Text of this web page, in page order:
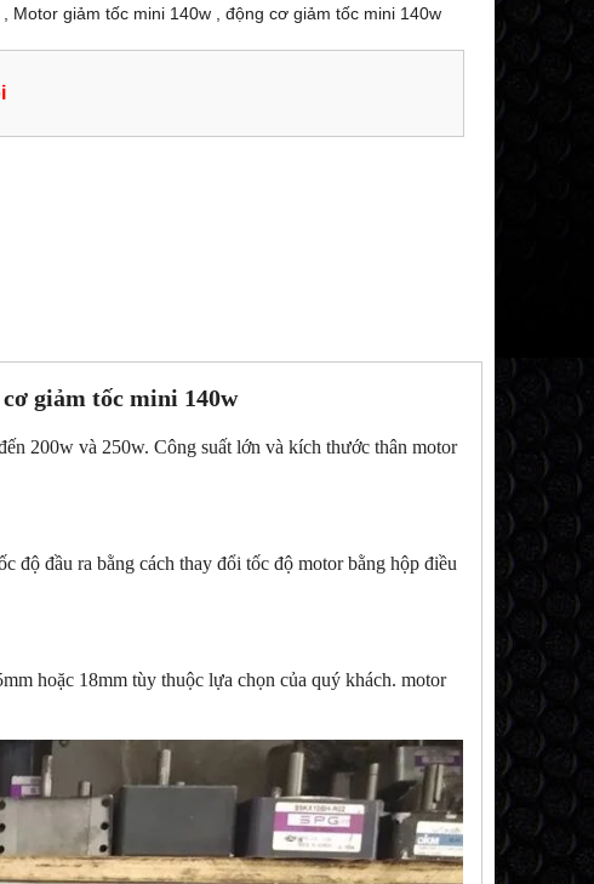
Motor giảm tốc mini 140w , động cơ giảm tốc mini 140w
giảm tốc mini 140w
200w và 250w. Công suất lớn và kích thước thân motor
độ đầu ra bằng cách thay đổi tốc độ motor bằng hộp điều
hoặc 18mm tùy thuộc lựa chọn của quý khách. motor